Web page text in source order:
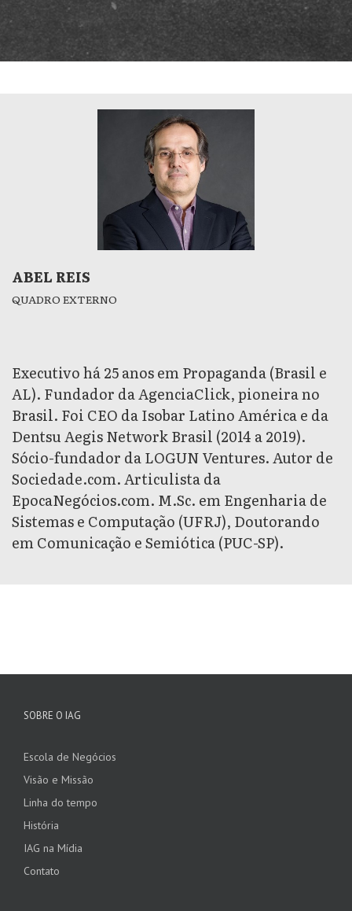
ABEL REIS
QUADRO EXTERNO
Executivo há 25 anos em Propaganda (Brasil e
AL). Fundador da AgenciaClick, pioneira no
Brasil. Foi CEO da Isobar Latino América e da
Dentsu Aegis Network Brasil (2014 a 2019).
Sócio-fundador da LOGUN Ventures. Autor de
Sociedade.com. Articulista da
EpocaNegócios.com. M.Sc. em Engenharia de
Sistemas e Computação (UFRJ), Doutorando
em Comunicação e Semiótica (PUC-SP).
SOBRE O IAG
Escola de Negócios
Visão e Missão
Linha do tempo
História
IAG na Mídia
Contato